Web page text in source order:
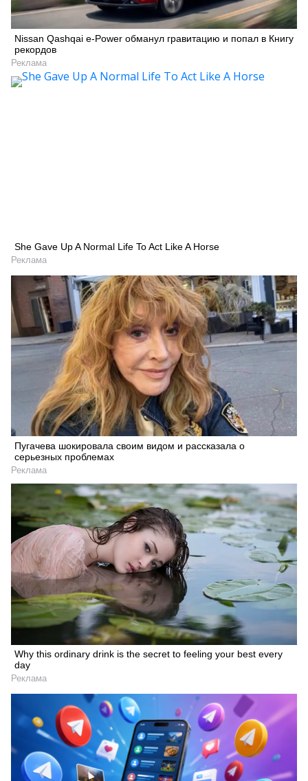
Nissan Qashqai e-Power обманул гравитацию и попал в Книгу
рекордов
Реклама
She Gave Up A Normal Life To Act Like A Horse
Реклама
Пугачева шокировала своим видом и рассказала о
серьезных проблемах
Реклама
Why this ordinary drink is the secret to feeling your best every
day
Реклама